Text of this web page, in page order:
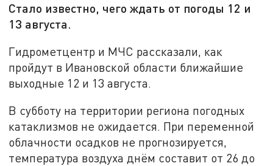
Стало известно, чего ждать от погоды 12 и
13 августа.
Гидрометцентр и МЧС рассказали, как
пройдут в Ивановской области ближайшие
выходные 12 и 13 августа.
В субботу на территории региона погодных
катаклизмов не ожидается. При переменной
облачности осадков не прогнозируется,
температура воздуха днём составит от 26 до